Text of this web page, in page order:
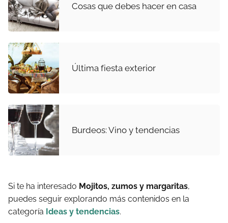
Cosas que debes hacer en casa
Última fiesta exterior
Burdeos: Vino y tendencias
Si te ha interesado Mojitos, zumos y margaritas,
puedes seguir explorando más contenidos en la
categoría Ideas y tendencias.